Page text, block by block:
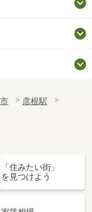
彦根駅
「住みたい街」
を見つけよう